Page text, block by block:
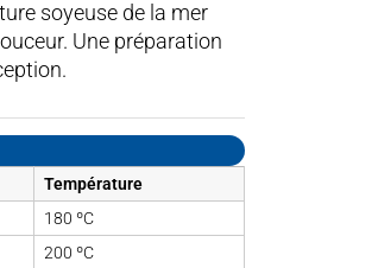
soyeuse de la mer
Une préparation
Température
180 ºC
200 ºC